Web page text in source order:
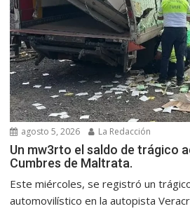
agosto 5, 2026 La Redacción
Un mw3rto el saldo de trágico
Cumbres de Maltrata.
Este miércoles, se registró un
automovilístico en la autopista